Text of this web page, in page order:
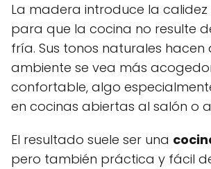
La madera introduce la calidez
para que la cocina no resulte
fría. Sus tonos naturales hacen
ambiente se vea más
confortable, algo
en cocinas abiertas al salón o
El resultado suele ser una
pero también práctica y fácil